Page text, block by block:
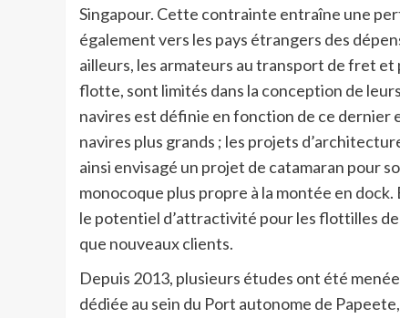
Singapour. Cette contrainte entraîne une
également vers les pays étrangers des
ailleurs, les armateurs au transport de fret
flotte, sont limités dans la conception de
navires est définie en fonction de ce
navires plus grands ; les projets
ainsi envisagé un projet de catamaran pour
monocoque plus propre à la montée en
le potentiel d’attractivité pour les flottilles
que nouveaux clients.
Depuis 2013, plusieurs études ont été
dédiée au sein du Port autonome de